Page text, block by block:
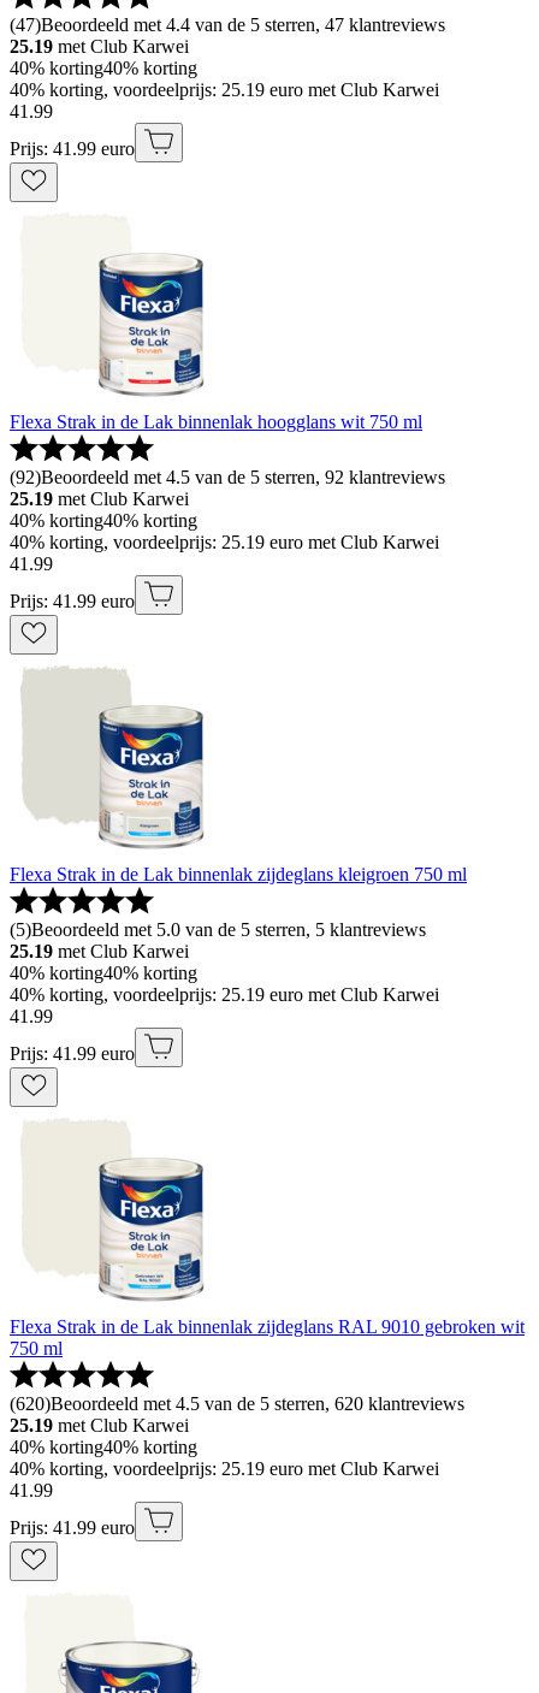
(47)Beoordeeld met 4.4 van de 5 sterren, 47 klantreviews
25.19 met Club Karwei
40% korting40% korting
40% korting, voordeelprijs: 25.19 euro met Club Karwei
41 .99
Prijs: 41.99 euro
Flexa Strak in de Lak binnenlak hoogglans wit 750 ml
(92)Beoordeeld met 4.5 van de 5 sterren, 92 klantreviews
25.19 met Club Karwei
40% korting40% korting
40% korting, voordeelprijs: 25.19 euro met Club Karwei
41 .99
Prijs: 41.99 euro
Flexa Strak in de Lak binnenlak zijdeglans kleigroen 750 ml
(5)Beoordeeld met 5.0 van de 5 sterren, 5 klantreviews
25.19 met Club Karwei
40% korting40% korting
40% korting, voordeelprijs: 25.19 euro met Club Karwei
41 .99
Prijs: 41.99 euro
Flexa Strak in de Lak binnenlak zijdeglans RAL 9010 gebroken wit
750 ml
(620)Beoordeeld met 4.5 van de 5 sterren, 620 klantreviews
25.19 met Club Karwei
40% korting40% korting
40% korting, voordeelprijs: 25.19 euro met Club Karwei
41 .99
Prijs: 41.99 euro